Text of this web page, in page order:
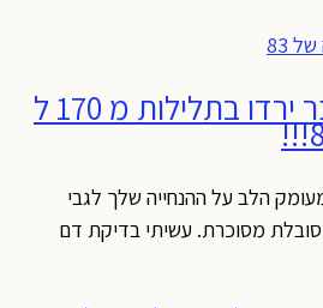
הערכים של הסוכר ירדו בתלילות מ 170 ל
הלב על ההנחייה שלך לגבי
שאני סובלת מסוכרת. עשיתי בדיקת דם